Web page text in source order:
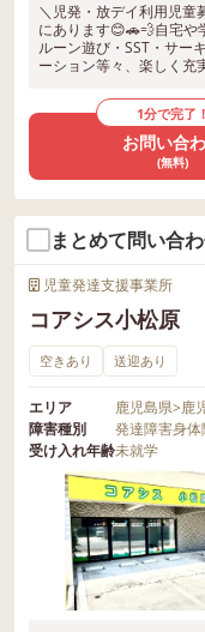
＼児発・放デイ利用児童
にあります😊🚗💨自宅や
ルーン遊び・SST・サー
ーション等々、楽しく充
1分で完了！
お問い合
(無料)
まとめて問い合
児童発達支援事業所
コアシス小松原
空きあり 送迎あり
エリア 鹿児島県>鹿
障害種別
発達障害身体
受け入れ年齢未就学